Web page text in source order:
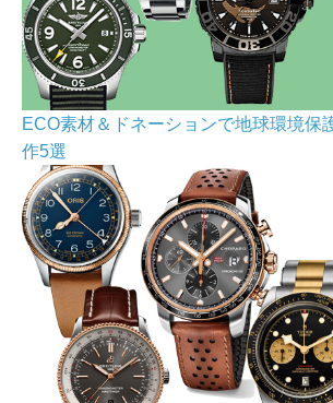
ECO素材＆ドネーションで地球環境保
作5選